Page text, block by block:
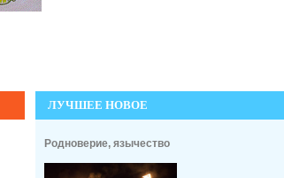
ЛУЧШЕЕ НОВОЕ
Родноверие, язычество